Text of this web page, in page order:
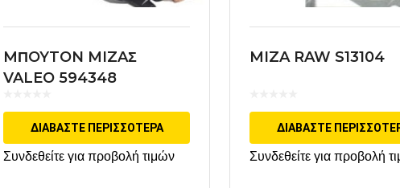
MΠOYTON MIZAΣ
VALEO 594348
ΔΙΑΒΆΣΤΕ ΠΕΡΙΣΣΌΤΕΡΑ
Συνδεθείτε για προβολή τιμών
MIZA RAW S13104
ΔΙΑΒΆΣΤΕ
Συνδεθείτε για προβολή